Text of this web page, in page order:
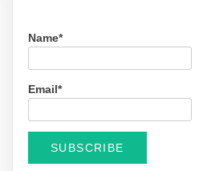
Name*
Email*